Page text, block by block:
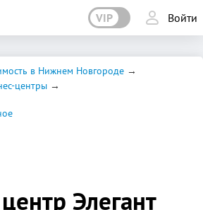
VIP Войти
в Нижнем Новгороде
центры
Элегант